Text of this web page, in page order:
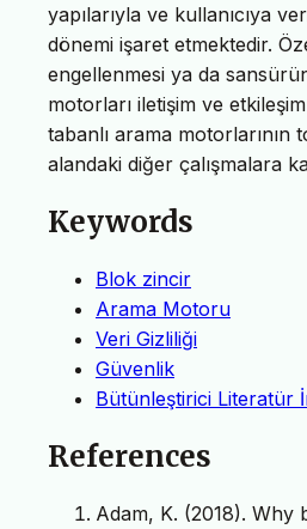
yapılarıyla ve kullanıcıya
dönemi işaret etmektedir.
engellenmesi ya da
motorları iletişim ve
tabanlı arama motorlarının
alandaki diğer çalışmalara
Keywords
Blok zincir
Arama Motoru
Veri Gizliliği
Güvenlik
Bütünleştirici Literatür
References
Adam, K. (2018). Why